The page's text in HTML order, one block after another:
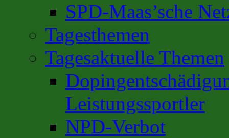
SPD-Maas’sche
Tagesthemen
Tagesaktuelle Themen
Leistungssportler
NPD-Verbot